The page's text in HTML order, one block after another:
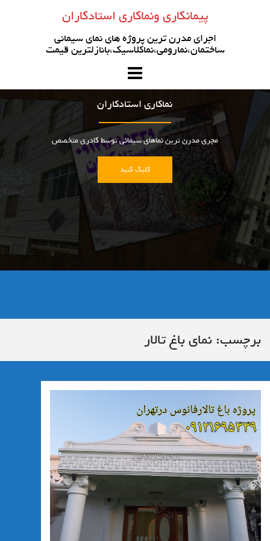
پیمانکاری ونماکاری استادکاران
اجرای مدرن ترین پروژه های نمای سیمانی
ساختمان،نمارومی،نماکلاسیک،بانازلترین قیمت
نماکاری استادکاران
مجری مدرن ترین نماهای سیمانی توسط کادری متخصص
کلیک کنید
برچسب: نمای باغ تالار